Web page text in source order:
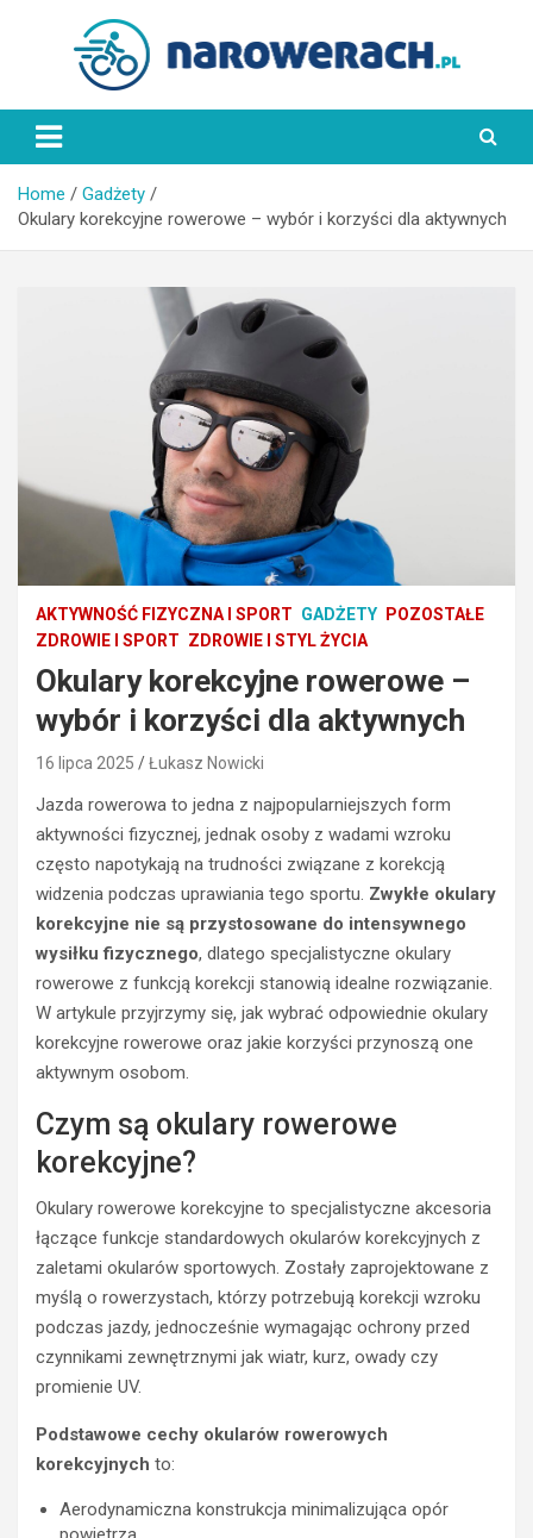
NaRowerach.pl
Home
Gadżety
Okulary korekcyjne rowerowe – wybór i korzyści dla aktywnych
AKTYWNOŚĆ FIZYCZNA I SPORT GADŻETY
POZOSTAŁE
ZDROWIE I SPORT ZDROWIE I STYL ŻYCIA
Okulary korekcyjne rowerowe –
wybór i korzyści dla aktywnych
16 lipca 2025 Łukasz Nowicki
Jazda rowerowa to jedna z najpopularniejszych form
aktywności fizycznej, jednak osoby z wadami wzroku
często napotykają na trudności związane z korekcją
widzenia podczas uprawiania tego sportu. Zwykłe okulary
korekcyjne nie są przystosowane do intensywnego
wysiłku fizycznego, dlatego specjalistyczne okulary
rowerowe z funkcją korekcji stanowią idealne rozwiązanie.
W artykule przyjrzymy się, jak wybrać odpowiednie okulary
korekcyjne rowerowe oraz jakie korzyści przynoszą one
aktywnym osobom.
Czym są okulary rowerowe
korekcyjne?
Okulary rowerowe korekcyjne to specjalistyczne akcesoria
łączące funkcje standardowych okularów korekcyjnych z
zaletami okularów sportowych. Zostały zaprojektowane z
myślą o rowerzystach, którzy potrzebują korekcji wzroku
podczas jazdy, jednocześnie wymagając ochrony przed
czynnikami zewnętrznymi jak wiatr, kurz, owady czy
promienie UV.
Podstawowe cechy okularów rowerowych
korekcyjnych to:
Aerodynamiczna konstrukcja minimalizująca opór